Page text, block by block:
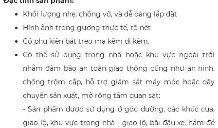
Khối lượng nhẹ, chống vỡ, và dễ dàng lắp đặt
Hình ảnh trong gương thực tế, rõ nét
Có phụ kiện bát treo mạ kẽm đi kèm.
Có thể sử dụng trong nhà hoặc khu vực ngoài trời
nhằm đảm bảo an toàn giao thông cũng như an ninh,
chống trộm cắp, hỗ trợ giám sát máy móc hoặc dây
chuyền sản xuất, mở rộng tầm quan sát:
- Sản phẩm được sử dụng ở góc đường, các khúc cua,
giao lộ, khu vực trong nhà - giao lộ, bãi đậu xe, hầm để